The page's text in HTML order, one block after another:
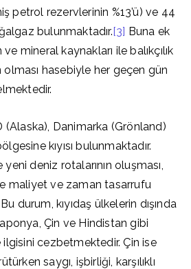
petrol rezervlerinin %13’ü) ve 44
bulunmaktadır.[3] Buna ek
mineral kaynakları ile balıkçılık
hasebiyle her geçen gün
(Alaska), Danimarka (Grönland)
kıyısı bulunmaktadır.
deniz rotalarının oluşması,
maliyet ve zaman tasarrufu
durum, kıyıdaş ülkelerin dışında
Çin ve Hindistan gibi
cezbetmektedir. Çin ise
saygı, işbirliği, karşılıklı